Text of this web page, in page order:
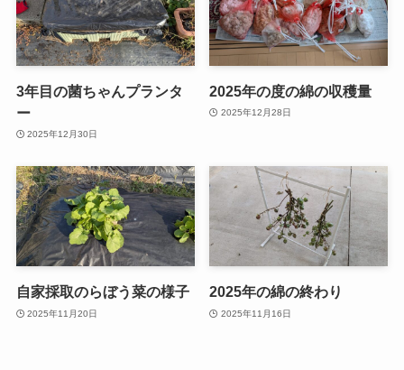
3年目の菌ちゃんプランタ
ー
2025年12月30日
2025年の度の綿の収穫量
2025年12月28日
自家採取のらぼう菜の様子
2025年11月20日
2025年の綿の終わり
2025年11月16日